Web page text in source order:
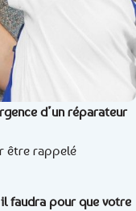
d’un réparateur
être rappelé
faudra pour que votre